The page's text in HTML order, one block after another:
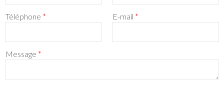
Téléphone * E-mail *
Message *